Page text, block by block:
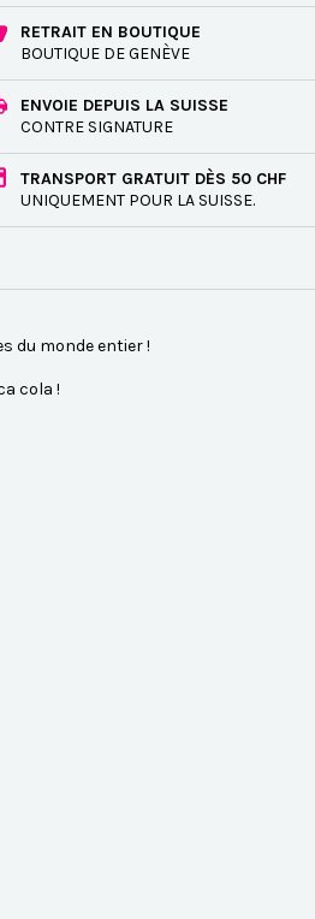
RETRAIT EN BOUTIQUE
BOUTIQUE DE GENÈVE
ENVOIE DEPUIS LA SUISSE
CONTRE SIGNATURE
TRANSPORT GRATUIT DÈS 50 CHF
UNIQUEMENT POUR LA SUISSE.
du monde entier !
cola !